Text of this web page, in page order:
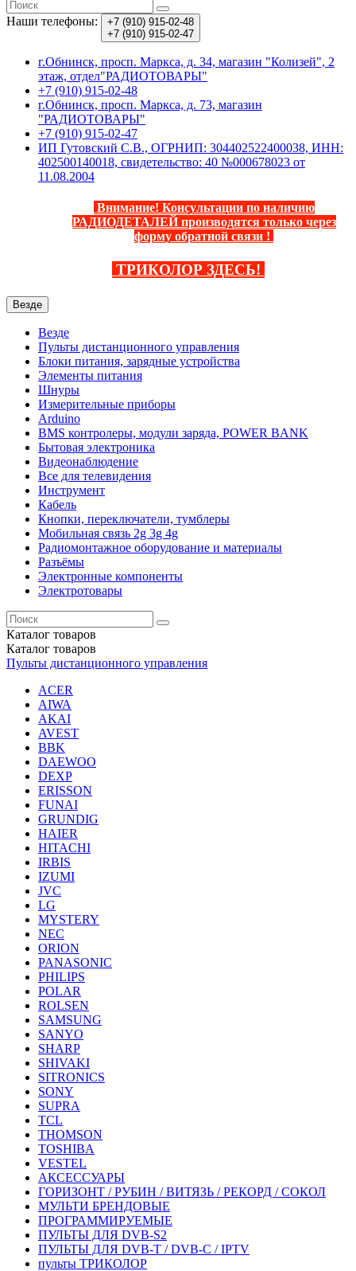
Наши телефоны: +7 (910) 915-02-48
+7 (910) 915-02-47
г.Обнинск, просп. Маркса, д. 34, магазин "Колизей", 2
этаж, отдел"РАДИОТОВАРЫ"
+7 (910) 915-02-48
г.Обнинск, просп. Маркса, д. 73, магазин
"РАДИОТОВАРЫ"
+7 (910) 915-02-47
ИП Гутовский С.В., ОГРНИП: 304402522400038, ИНН:
402500140018, свидетельство: 40 №000678023 от
11.08.2004
Внимание! Консультации по наличию
РАДИОДЕТАЛЕЙ производятся только через
форму обратной связи !
ТРИКОЛОР ЗДЕСЬ!
Везде
Везде
Пульты дистанционного управления
Блоки питания, зарядные устройства
Элементы питания
Шнуры
Измерительные приборы
Arduino
BMS контролеры, модули заряда, POWER BANK
Бытовая электроника
Видеонаблюдение
Все для телевидения
Инструмент
Кабель
Кнопки, переключатели, тумблеры
Мобильная связь 2g 3g 4g
Радиомонтажное оборудование и материалы
Разъёмы
Электронные компоненты
Электротовары
Каталог товаров
Каталог товаров
Пульты дистанционного управления
ACER
AIWA
AKAI
AVEST
BBK
DAEWOO
DEXP
ERISSON
FUNAI
GRUNDIG
HAIER
HITACHI
IRBIS
IZUMI
JVC
LG
MYSTERY
NEC
ORION
PANASONIC
PHILIPS
POLAR
ROLSEN
SAMSUNG
SANYO
SHARP
SHIVAKI
SITRONICS
SONY
SUPRA
TCL
THOMSON
TOSHIBA
VESTEL
АКСЕССУАРЫ
ГОРИЗОНТ / РУБИН / ВИТЯЗЬ / РЕКОРД / СОКОЛ
МУЛЬТИ БРЕНДОВЫЕ
ПРОГРАММИРУЕМЫЕ
ПУЛЬТЫ ДЛЯ DVB-S2
ПУЛЬТЫ ДЛЯ DVB-T / DVB-C / IPTV
пульты ТРИКОЛОР